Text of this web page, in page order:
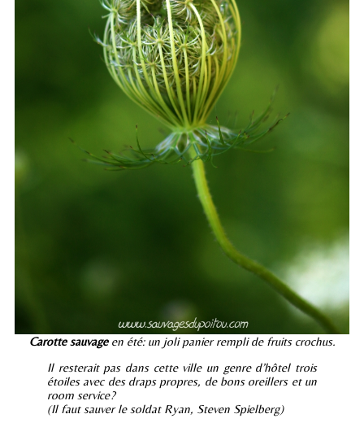
Carotte sauvageen été: un joli panier rempli de fruits crochus.
Il resterait pas dans cette ville un genre d’hôtel trois
étoiles avec des draps propres, de bons oreillers et un
room service?
(Il faut sauver le soldat Ryan, Steven Spielberg)